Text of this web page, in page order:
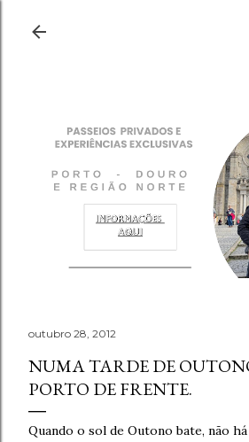
outubro 28, 2012
NUMA TARDE DE
PORTO DE FRENTE.
Quando o sol de Outono bate, não